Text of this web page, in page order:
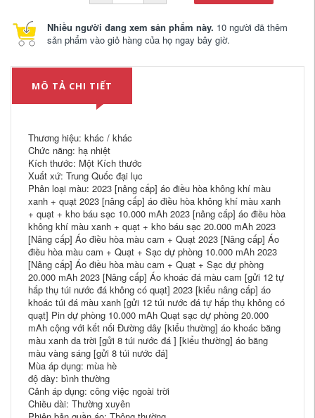
Nhiều người đang xem sản phẩm này. 10 người đã thêm
sản phẩm vào giỏ hàng của họ ngay bây giờ.
MÔ TẢ CHI TIẾT
Thương hiệu: khác / khác
Chức năng: hạ nhiệt
Kích thước: Một Kích thước
Xuất xứ: Trung Quốc đại lục
Phân loại màu: 2023 [nâng cấp] áo điều hòa không khí màu
xanh + quạt 2023 [nâng cấp] áo điều hòa không khí màu xanh
+ quạt + kho báu sạc 10.000 mAh 2023 [nâng cấp] áo điều hòa
không khí màu xanh + quạt + kho báu sạc 20.000 mAh 2023
[Nâng cấp] Áo điều hòa màu cam + Quạt 2023 [Nâng cấp] Áo
điều hòa màu cam + Quạt + Sạc dự phòng 10.000 mAh 2023
[Nâng cấp] Áo điều hòa màu cam + Quạt + Sạc dự phòng
20.000 mAh 2023 [Nâng cấp] Áo khoác đá màu cam [gửi 12 tự
hấp thụ túi nước đá không có quạt] 2023 [kiểu nâng cấp] áo
khoác túi đá màu xanh [gửi 12 túi nước đá tự hấp thụ không có
quạt] Pin dự phòng 10.000 mAh Quạt sạc dự phòng 20.000
mAh cộng với kết nối Đường dây [kiểu thường] áo khoác băng
màu xanh da trời [gửi 8 túi nước đá ] [kiểu thường] áo băng
màu vàng sáng [gửi 8 túi nước đá]
Mùa áp dụng: mùa hè
độ dày: bình thường
Cảnh áp dụng: công việc ngoài trời
Chiều dài: Thường xuyên